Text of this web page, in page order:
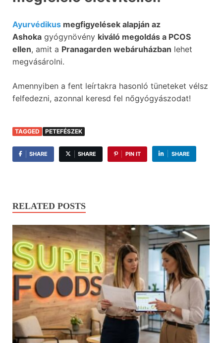
Ayurvédikus megfigyelések alapján az
Ashoka gyógynövény kiváló megoldás a PCOS
ellen, amit a Pranagarden webáruházban lehet
megvásárolni.
Amennyiben a fent leírtakra hasonló tüneteket vélsz
felfedezni, azonnal keresd fel nőgyógyászodat!
TAGGED PETEFÉSZEK
SHARE SHARE PIN IT SHARE
RELATED POSTS